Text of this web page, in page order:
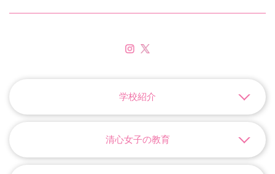
学校紹介
清心女子の教育